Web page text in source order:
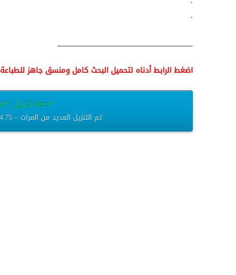
.
__________________________________
اضغط الرابط أدناه لتحميل البحث كامل ومنسق جاهز للطباعة
تنزيل “فايروس-الكورونا.docx”
فايروس-الكورونا.docx – تم التنزيل العديد من المرات – 14.75 كيلوبايت